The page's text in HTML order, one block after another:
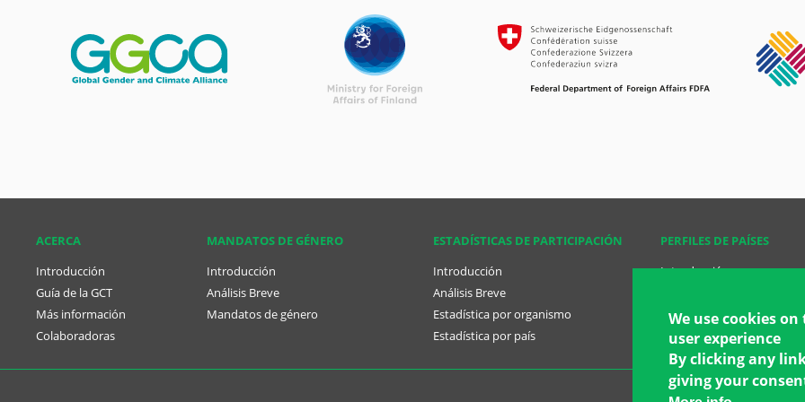
ACERCA
Introducción
Guía de la GCT
Más información
Colaboradoras
MANDATOS DE GÉNERO
Introducción
Análisis Breve
Mandatos de género
ESTADÍSTICAS DE PARTICIPACIÓN
Introducción
Análisis Breve
Estadística por organismo
Estadística por país
PERFILES DE PAÍSES
Introducción
Perfil de países
Planes Nacionales
We use cookies
user experience
By clicking any
giving your